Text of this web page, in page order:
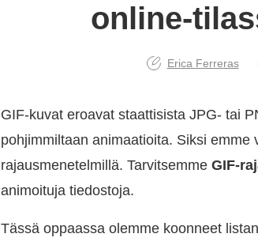
online-
Erica Ferreras
GIF-kuvat eroavat staattisista JPG- tai
pohjimmiltaan animaatioita. Siksi
rajausmenetelmillä. Tarvitsemme GIF-
animoituja tiedostoja.
Tässä oppaassa olemme koonneet